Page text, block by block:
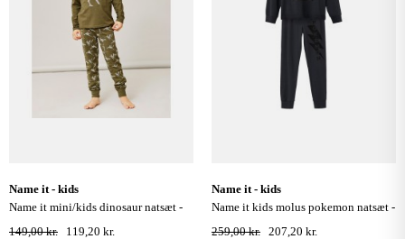
name it - kids
name it mini/kids dinosaur natsæt -
olive night
149,00 kr. 119,20 kr.
name it - kids
name it kids molus pokemon natsæt -
india ink
259,00 kr. 207,20 kr.